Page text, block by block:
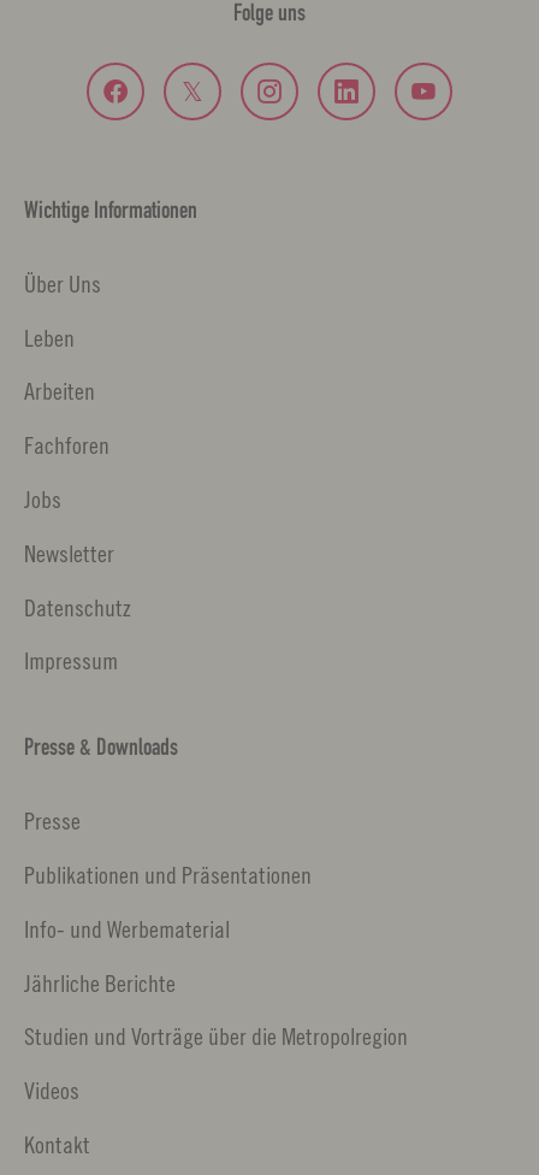
Folge uns
Wichtige Informationen
Über Uns
Leben
Arbeiten
Fachforen
Jobs
Newsletter
Datenschutz
Impressum
Presse & Downloads
Presse
Publikationen und Präsentationen
Info- und Werbematerial
Jährliche Berichte
Studien und Vorträge über die Metropolregion
Videos
Kontakt